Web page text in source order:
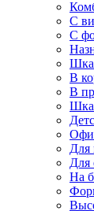
С
С
В
В
Для
Для
На